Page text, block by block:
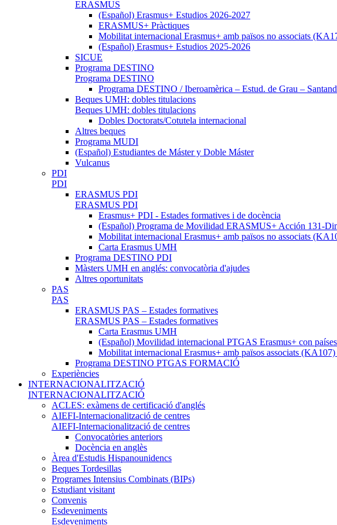
ERASMUS
(Español) Erasmus+ Estudios 2026-2027
ERASMUS+ Pràctiques
Mobilitat internacional Erasmus+ amb països no associats
(Español) Erasmus+ Estudios 2025-2026
SICUE
Programa DESTINO
Programa DESTINO
Programa DESTINO / Iberoamèrica – Estud. de Grau –
Beques UMH: dobles titulacions
Beques UMH: dobles titulacions
Dobles Doctorats/Cotutela internacional
Altres beques
Programa MUDI
(Español) Estudiantes de Máster y Doble Máster
Vulcanus
PDI
PDI
ERASMUS PDI
ERASMUS PDI
Erasmus+ PDI - Estades formatives i de docència
(Español) Programa de Movilidad ERASMUS+ Acción 131-
Mobilitat internacional Erasmus+ amb països no associats
Carta Erasmus UMH
Programa DESTINO PDI
Màsters UMH en anglés: convocatòria d'ajudes
Altres oportunitats
PAS
PAS
ERASMUS PAS – Estades formatives
ERASMUS PAS – Estades formatives
Carta Erasmus UMH
(Español) Movilidad internacional PTGAS Erasmus+ con
Mobilitat internacional Erasmus+ amb països associats (KA107)
Programa DESTINO PTGAS FORMACIÓ
Experiències
INTERNACIONALITZACIÓ
INTERNACIONALITZACIÓ
ACLES: exàmens de certificació d'anglés
AIEFI-Internacionalització de centres
AIEFI-Internacionalització de centres
Convocatòries anteriors
Docència en anglès
Àrea d'Estudis Hispanounidencs
Beques Tordesillas
Programes Intensius Combinats (BIPs)
Estudiant visitant
Convenis
Esdeveniments
Esdeveniments